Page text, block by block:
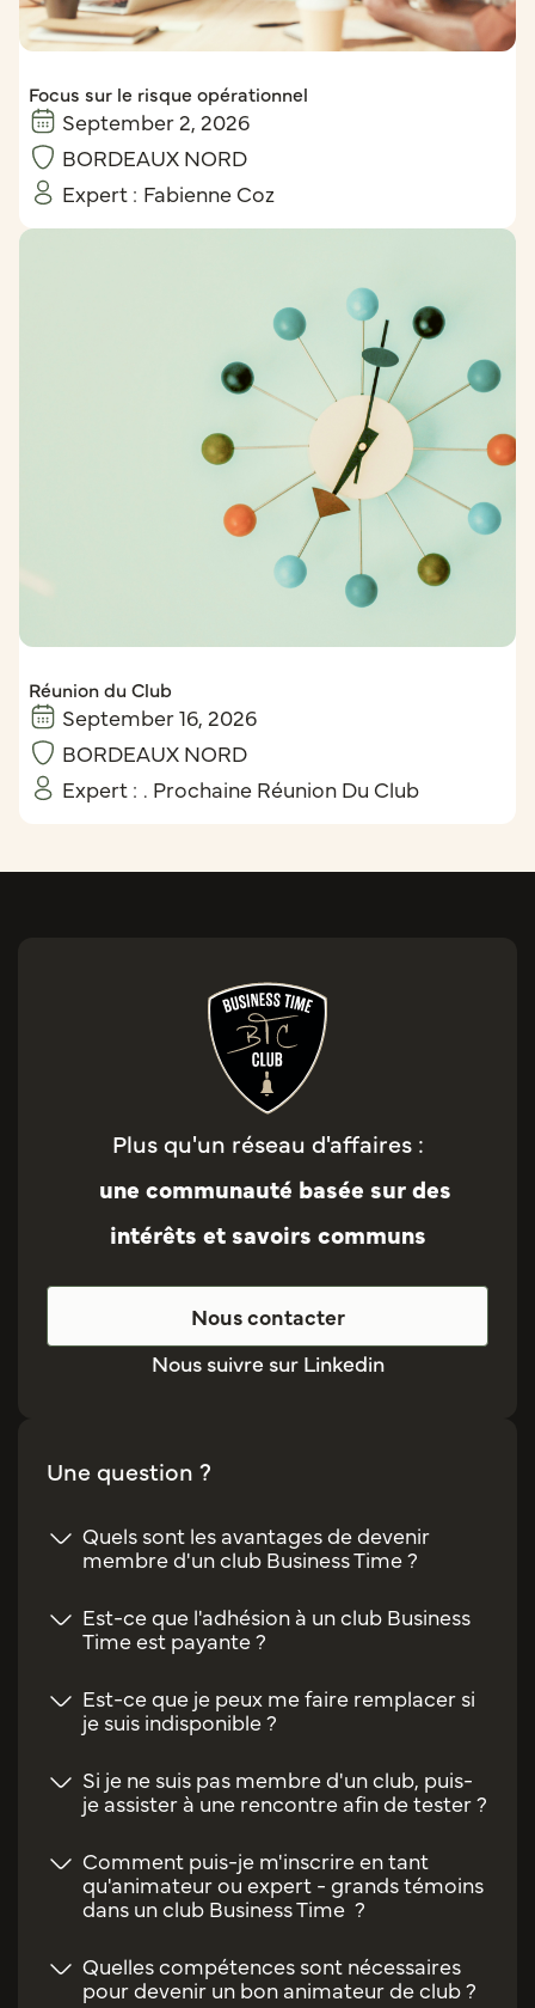
Focus sur le risque opérationnel
September 2, 2026
BORDEAUX NORD
Expert : Fabienne Coz
Réunion du Club
September 16, 2026
BORDEAUX NORD
Expert : . Prochaine Réunion Du Club
Plus qu'un réseau d'affaires :
une communauté basée sur des
intérêts et savoirs communs
Nous contacter
Nous suivre sur Linkedin
Une question ?
Quels sont les avantages de devenir
membre d'un club Business Time ?
Est-ce que l'adhésion à un club Business
Time est payante ?
Est-ce que je peux me faire remplacer si
je suis indisponible ?
Si je ne suis pas membre d'un club, puis-
je assister à une rencontre afin de tester ?
Comment puis-je m'inscrire en tant
qu'animateur ou expert - grands témoins
dans un club Business Time ?
Quelles compétences sont nécessaires
pour devenir un bon animateur de club ?